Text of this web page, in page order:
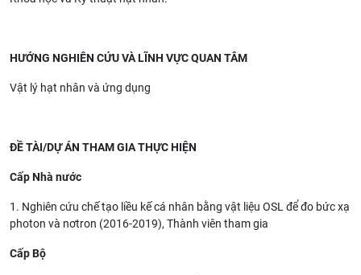
HƯỚNG NGHIÊN CỨU VÀ LĨNH VỰC QUAN TÂM
Vật lý hạt nhân và ứng dụng
ĐỀ TÀI/DỰ ÁN THAM GIA THỰC HIỆN
Cấp Nhà nước
1. Nghiên cứu chế tạo liều kế cá nhân bằng vật liệu OSL để đo bức xạ
photon và nơtron (2016-2019), Thành viên tham gia
Cấp Bộ